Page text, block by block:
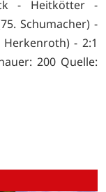
- Heitkötter -
Schumacher) -
- 2:1
200 Quelle: